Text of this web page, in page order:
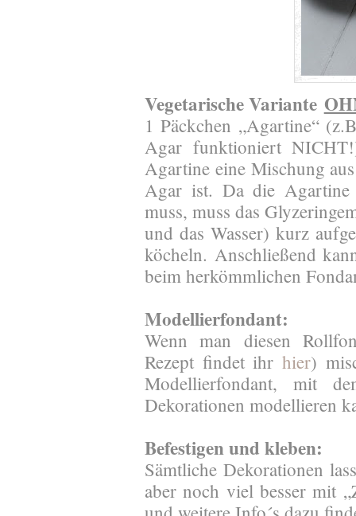
Vegetarische Variante
1 Päckchen „Agartine“
Agar funktioniert
Agartine eine Mischung
Agar ist. Da die Agartine
muss, muss das
und das Wasser) kurz
köcheln. Anschließend
beim herkömmlichen
Modellierfondant:
Wenn man diesen
Rezept findet ihr hier)
Modellierfondant, mit
Dekorationen modellieren
Befestigen und kleben:
Sämtliche Dekorationen
aber noch viel besser mit